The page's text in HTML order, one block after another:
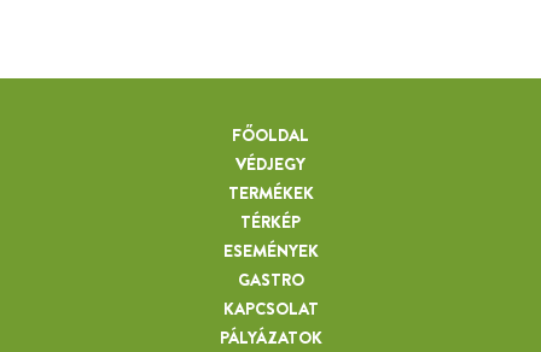
FARVILLÁS BICSKA
FŐOLDAL
VÉDJEGY
TERMÉKEK
TÉRKÉP
ESEMÉNYEK
GASTRO
KAPCSOLAT
PÁLYÁZATOK